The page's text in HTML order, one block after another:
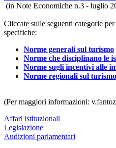
(in Note Economiche n.3 - luglio
Cliccate sulle seguenti categorie
specifiche:
Norme generali sul turismo
Norme che disciplinano le
Norme sugli incentivi alle
Norme regionali sul turismo
(Per maggiori informazioni:
Affari istituzionali
Legislazione
Audizioni parlamentari